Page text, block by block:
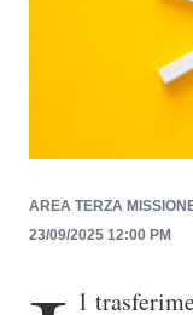
AREA TERZA
23/09/2025 12:00 PM
l